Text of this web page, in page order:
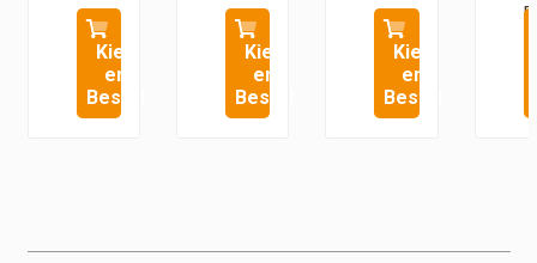
Kies
en
Bestel
Kies
en
Bestel
Kies
en
Bestel